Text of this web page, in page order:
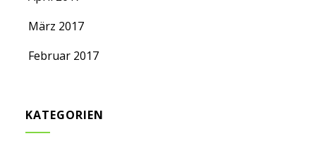
März 2017
Februar 2017
KATEGORIEN